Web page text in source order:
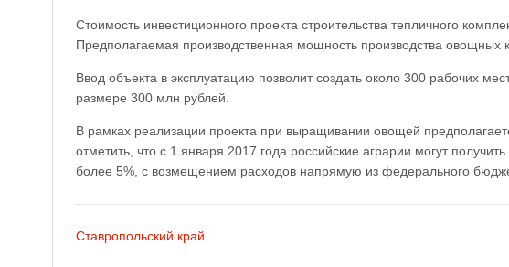
Стоимость инвестиционного проекта строительства тепличного
Предполагаемая производственная мощность производства овощных
Ввод объекта в эксплуатацию позволит создать около 300 рабочих
размере 300 млн рублей.
В рамках реализации проекта при выращивании овощей
отметить, что с 1 января 2017 года российские аграрии могут
более 5%, с возмещением расходов напрямую из федерального
Ставропольский край